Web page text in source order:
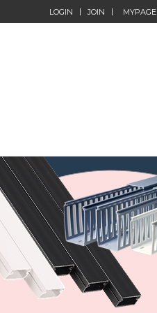
LOGIN JOIN MYPAGE